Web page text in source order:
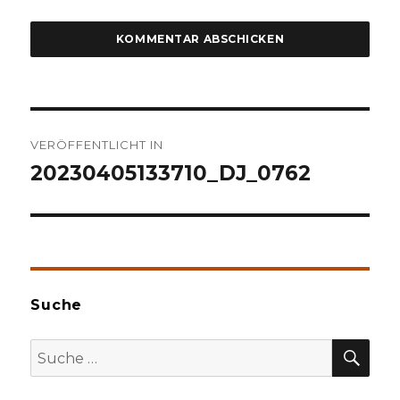
VERÖFFENTLICHT IN
20230405133710_DJ_0762
Suche
Suche
nach: